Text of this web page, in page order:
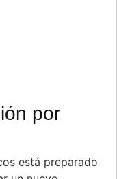
por
está preparado